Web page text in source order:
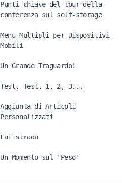
Punti chiave del tour della
conferenza sul self-storage
Menu Multipli per Dispositivi
Mobili
Un Grande Traguardo!
Test, Test, 1, 2, 3...
Aggiunta di Articoli
Personalizzati
Fai strada
Un Momento sul 'Peso'